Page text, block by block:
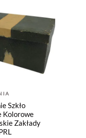
Szkło
Kolorowe
Zakłady